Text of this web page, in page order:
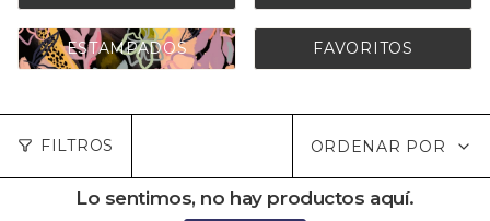
ESTAMPADOS FAVORITOS
FILTROS
Ordenar
por
ORDENAR POR
Lo sentimos, no hay productos aquí.